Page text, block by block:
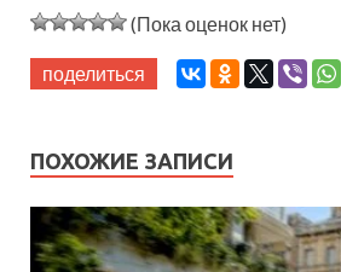
(Пока оценок нет)
поделиться
ПОХОЖИЕ ЗАПИСИ